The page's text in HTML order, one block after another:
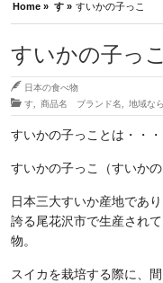
Home » す » すいかの子っこ
すいかの子っこ
日本の食べ物
す
商品名 ブランド名 地域な
すいかの子っことは・・・
すいかの子っこ（すいか
日本三大すいか産地であ
誇る尾花沢市で生産され
物。
スイカを栽培する際に、